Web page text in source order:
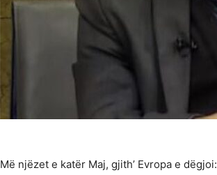
Më njëzet e katër Maj, gjith’ Evropa e dëgjoi: